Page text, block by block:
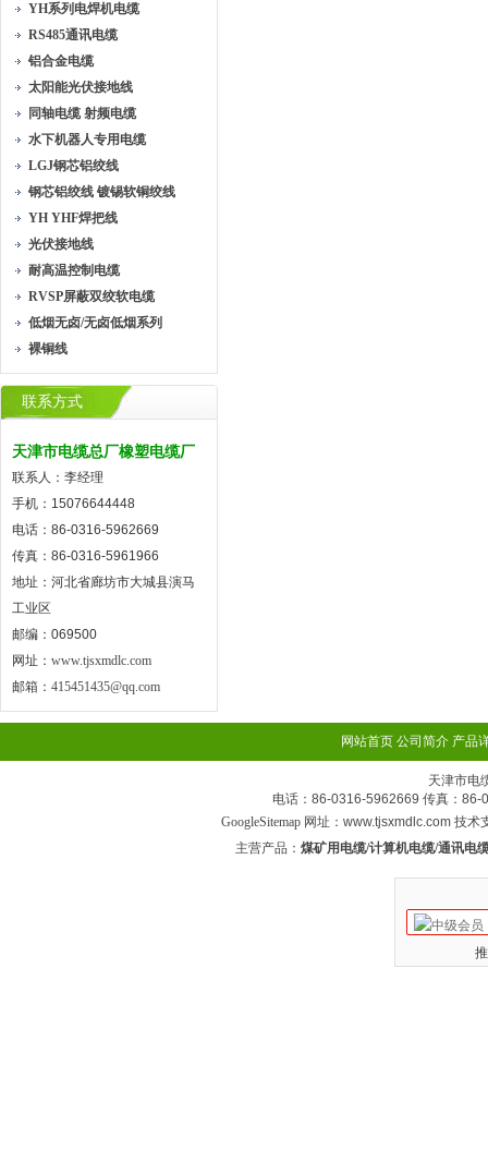
YH系列电焊机电缆
RS485通讯电缆
铝合金电缆
太阳能光伏接地线
同轴电缆 射频电缆
水下机器人专用电缆
LGJ钢芯铝绞线
钢芯铝绞线 镀锡软铜绞线
YH YHF焊把线
光伏接地线
耐高温控制电缆
RVSP屏蔽双绞软电缆
低烟无卤/无卤低烟系列
裸铜线
联系方式
天津市电缆总厂橡塑电缆厂
联系人：李经理
手机：15076644448
电话：86-0316-5962669
传真：86-0316-5961966
地址：河北省廊坊市大城县演马
工业区
邮编：069500
网址： www.tjsxmdlc.com
邮箱： 415451435@qq.com
网站首页 公司简介 产品
天津市电
电话：86-0316-5962669 传真：86-
GoogleSitemap网址：www.tjsxmdlc.com 技术
主营产品： 煤矿用电缆/计算机电缆/通讯电